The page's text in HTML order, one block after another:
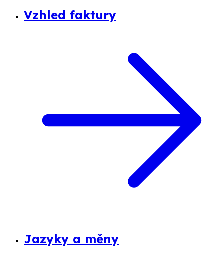
Vzhled faktury
Jazyky a měny